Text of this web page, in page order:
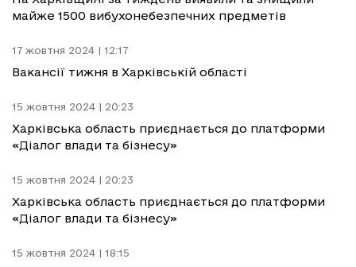
майже 1500 вибухонебезпечних предметів
17 жовтня 2024 | 12:17
Вакансії тижня в Харківській області
15 жовтня 2024 | 20:23
Харківська область приєднається до платформи
«Діалог влади та бізнесу»
15 жовтня 2024 | 20:23
Харківська область приєднається до платформи
«Діалог влади та бізнесу»
15 жовтня 2024 | 18:15